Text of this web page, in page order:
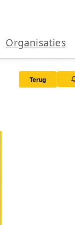
Organisaties
Terug